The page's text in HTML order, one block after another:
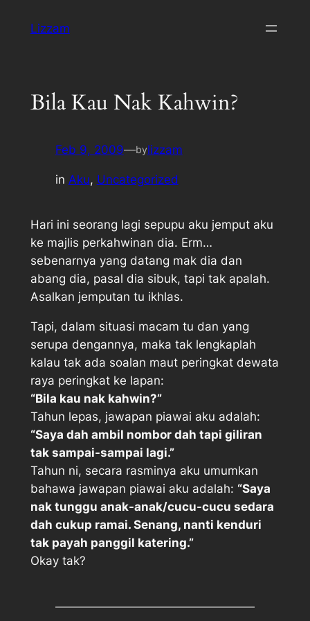
Lizzam
Bila Kau Nak Kahwin?
Feb 9, 2009—bylizzam
in Aku, Uncategorized
Hari ini seorang lagi sepupu aku jemput aku
ke majlis perkahwinan dia. Erm…
sebenarnya yang datang mak dia dan
abang dia, pasal dia sibuk, tapi tak apalah.
Asalkan jemputan tu ikhlas.
Tapi, dalam situasi macam tu dan yang
serupa dengannya, maka tak lengkaplah
kalau tak ada soalan maut peringkat dewata
raya peringkat ke lapan:
“Bila kau nak kahwin?”
Tahun lepas, jawapan piawai aku adalah:
“Saya dah ambil nombor dah tapi giliran
tak sampai-sampai lagi.”
Tahun ni, secara rasminya aku umumkan
bahawa jawapan piawai aku adalah: “Saya
nak tunggu anak-anak/cucu-cucu sedara
dah cukup ramai. Senang, nanti kenduri
tak payah panggil katering.”
Okay tak?